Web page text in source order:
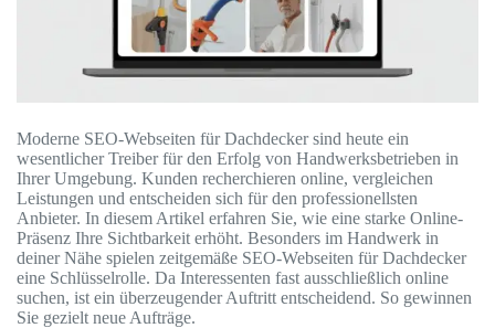
Moderne SEO-Webseiten für Dachdecker sind heute ein
wesentlicher Treiber für den Erfolg von Handwerksbetrieben in
Ihrer Umgebung. Kunden recherchieren online, vergleichen
Leistungen und entscheiden sich für den professionellsten
Anbieter. In diesem Artikel erfahren Sie, wie eine starke Online-
Präsenz Ihre Sichtbarkeit erhöht. Besonders im Handwerk in
deiner Nähe spielen zeitgemäße SEO-Webseiten für Dachdecker
eine Schlüsselrolle. Da Interessenten fast ausschließlich online
suchen, ist ein überzeugender Auftritt entscheidend. So gewinnen
Sie gezielt neue Aufträge.